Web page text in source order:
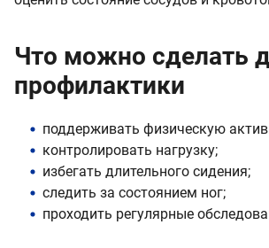
Что можно сделать
профилактики
поддерживать физическую
контролировать нагрузку;
избегать длительного сидения;
следить за состоянием ног;
проходить регулярные